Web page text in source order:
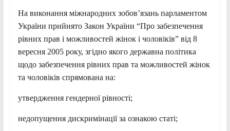
На виконання міжнародних зобов’язань парламентом
України прийнято Закон України “Про забезпечення
рівних прав і можливостей жінок і чоловіків” від 8
вересня 2005 року, згідно якого державна політика
щодо забезпечення рівних прав та можливостей жінок
та чоловіків спрямована на:
утвердження гендерної рівності;
недопущення дискримінації за ознакою статі;